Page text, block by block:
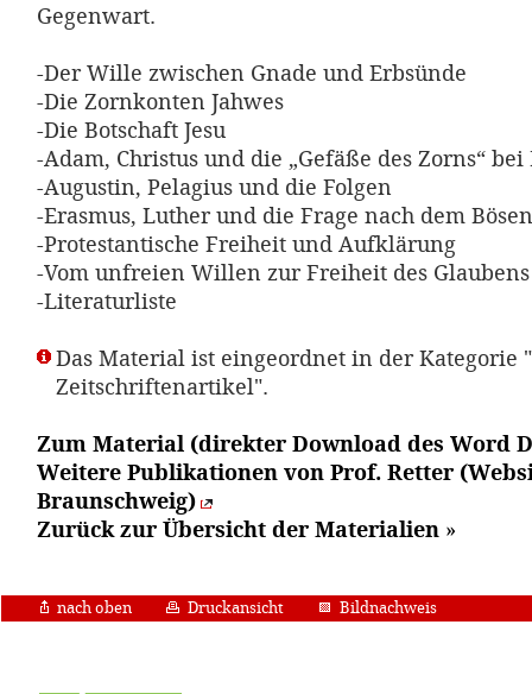
Gegenwart.
-Der Wille zwischen Gnade und Erbsünde
-Die Zornkonten Jahwes
-Die Botschaft Jesu
-Adam, Christus und die „Gefäße des Zorns“ bei
-Augustin, Pelagius und die Folgen
-Erasmus, Luther und die Frage nach dem Bösen
-Protestantische Freiheit und Aufklärung
-Vom unfreien Willen zur Freiheit des Glaubens
-Literaturliste
Das Material ist eingeordnet in der Kategorie
Zeitschriftenartikel".
Zum Material (direkter Download des Word
Weitere Publikationen von Prof. Retter
Braunschweig)
Zurück zur Übersicht der Materialien »
nach oben Druckansicht Bildnachweis